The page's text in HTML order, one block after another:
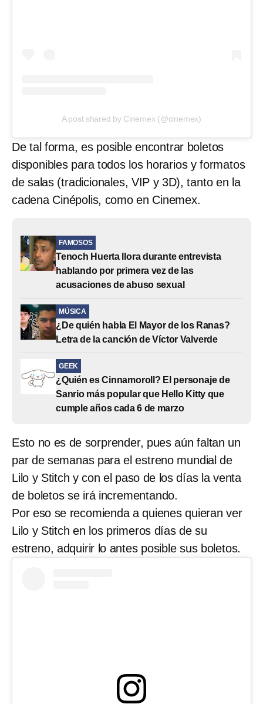
A post shared by Cinemex (@cinemex)
De tal forma, es posible encontrar boletos
disponibles para todos los horarios y formatos
de salas (tradicionales, VIP y 3D), tanto en la
cadena Cinépolis, como en Cinemex.
FAMOSOS
Tenoch Huerta llora durante entrevista
hablando por primera vez de las
acusaciones de abuso sexual
MÚSICA
¿De quién habla El Mayor de los Ranas?
Letra de la canción de Víctor Valverde
GEEK
¿Quién es Cinnamoroll? El personaje de
Sanrio más popular que Hello Kitty que
cumple años cada 6 de marzo
Esto no es de sorprender, pues aún faltan un
par de semanas para el estreno mundial de
Lilo y Stitch y con el paso de los días la venta
de boletos se irá incrementando.
Por eso se recomienda a quienes quieran ver
Lilo y Stitch en los primeros días de su
estreno, adquirir lo antes posible sus boletos.